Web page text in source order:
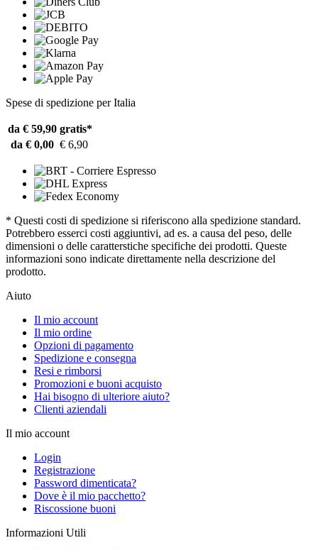
Spese di spedizione per Italia
da € 59,90 gratis*
da € 0,00 € 6,90
* Questi costi di spedizione si riferiscono alla spedizione standard.
Potrebbero esserci costi aggiuntivi, ad es. a causa del peso, delle
dimensioni o delle caratterstiche specifiche dei prodotti. Queste
informazioni sono indicate direttamente nella descrizione del
prodotto.
Aiuto
Il mio account
Il mio ordine
Opzioni di pagamento
Spedizione e consegna
Resi e rimborsi
Promozioni e buoni acquisto
Hai bisogno di ulteriore aiuto?
Clienti aziendali
Il mio account
Login
Registrazione
Password dimenticata?
Dove è il mio pacchetto?
Riscossione buoni
Informazioni Utili